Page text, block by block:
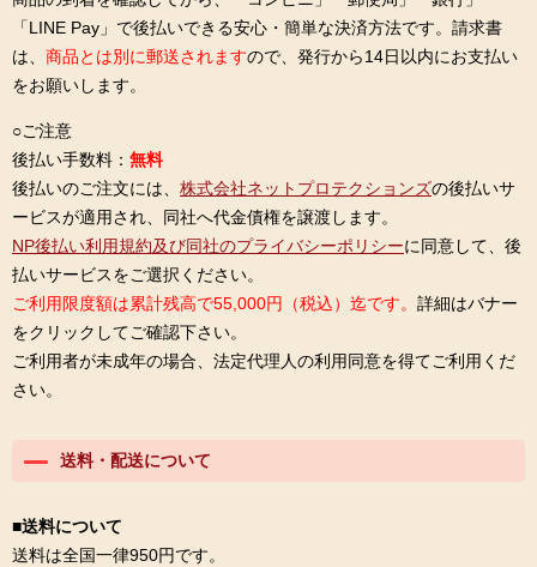
「LINE Pay」で後払いできる安心・簡単な決済方法です。請求書
は、 商品とは別に郵送されますので、発行から14日以内にお支払い
をお願いします。
○ご注意
後払い手数料： 無料
後払いのご注文には、 株式会社ネットプロテクションズの後払いサ
ービスが適用され、同社へ代金債権を譲渡します。
NP後払い利用規約及び同社のプライバシーポリシーに同意して、後
払いサービスをご選択ください。
ご利用限度額は累計残高で55,000円（税込）迄です。 詳細はバナー
をクリックしてご確認下さい。
ご利用者が未成年の場合、法定代理人の利用同意を得てご利用くだ
さい。
送料・配送について
■送料について
送料は全国一律950円です。